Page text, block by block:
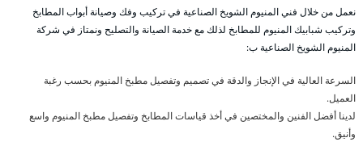
نعمل من خلال فني المنيوم الشويخ الصناعية في تركيب وفك وصيانة أبواب المطابخ
وتركيب شبابيك المنيوم للمطابخ لذلك مع خدمة الصيانة والتصليح ونمتاز في شركة
المنيوم الشويخ الصناعية ب:
السرعة العالية في الإنجاز والدقة في تصميم وتفصيل مطبخ المنيوم بحسب رغبة
العميل.
لدينا أفضل الفنين والمختصين في أخذ قياسات المطابخ وتفصيل مطبخ المنيوم واسع
وأنيق.